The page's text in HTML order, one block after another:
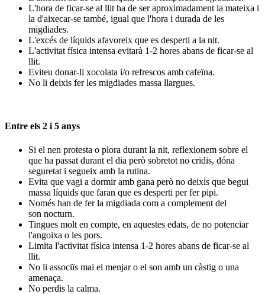
L'hora de ficar-se al llit ha de ser aproximadament la mateixa i
la d'aixecar-se també, igual que l'hora i durada de les
migdiades.
L'excés de líquids afavoreix que es desperti a la nit.
L'activitat física intensa evitarà 1-2 hores abans de ficar-se al
llit.
Eviteu donar-li xocolata i/o refrescos amb cafeïna.
No li deixis fer les migdiades massa llargues.
Entre els 2 i 5 anys
Si el nen protesta o plora durant la nit, reflexionem sobre el
que ha passat durant el dia però sobretot no cridis, dóna
seguretat i segueix amb la rutina.
Evita que vagi a dormir amb gana però no deixis que begui
massa líquids que faran que es desperti per fer pipi.
Només han de fer la migdiada com a complement del
son nocturn.
Tingues molt en compte, en aquestes edats, de no potenciar
l'angoixa o les pors.
Limita l'activitat física intensa 1-2 hores abans de ficar-se al
llit.
No li associïs mai el menjar o el son amb un càstig o una
amenaça.
No perdis la calma.